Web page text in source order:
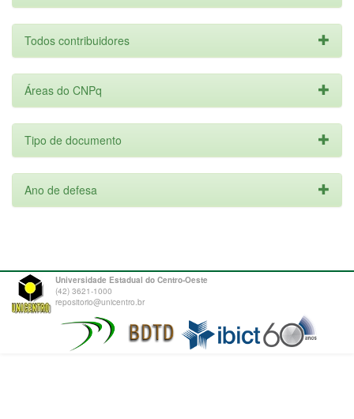
Todos contribuidores
Áreas do CNPq
Tipo de documento
Ano de defesa
Universidade Estadual do Centro-Oeste
(42) 3621-1000
repositorio@unicentro.br